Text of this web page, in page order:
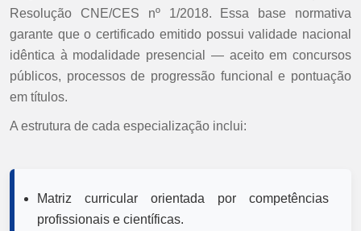
Resolução CNE/CES nº 1/2018. Essa base normativa
garante que o certificado emitido possui validade nacional
idêntica à modalidade presencial — aceito em concursos
públicos, processos de progressão funcional e pontuação
em títulos.
A estrutura de cada especialização inclui:
Matriz curricular orientada por competências
profissionais e científicas.